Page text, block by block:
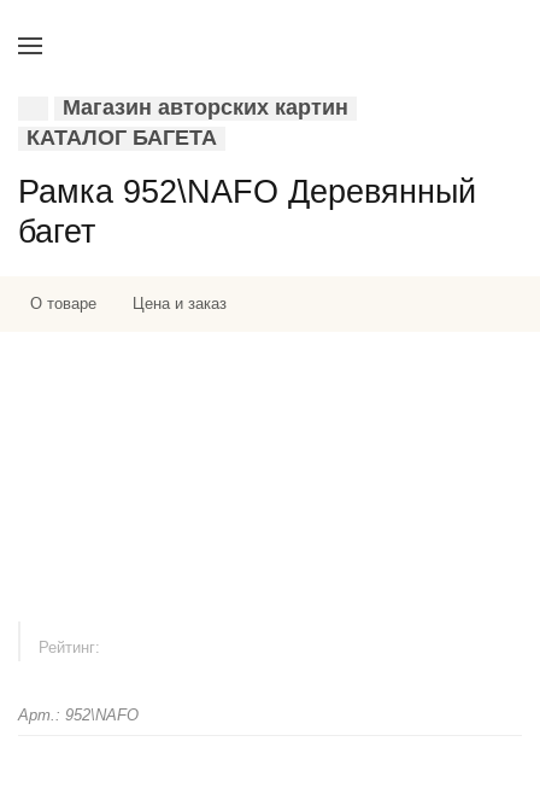
Магазин авторских картин
КАТАЛОГ БАГЕТА
Рамка 952\NAFO Деревянный
багет
О товаре Цена и заказ
Рейтинг:
Арт.: 952\NAFO